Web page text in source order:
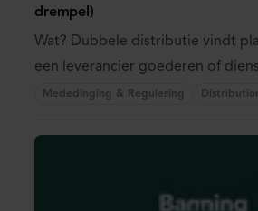
drempel)
Wat? Dubbele distributie vindt
een leverancier goederen of
direct als ...
Mededinging & Regulering